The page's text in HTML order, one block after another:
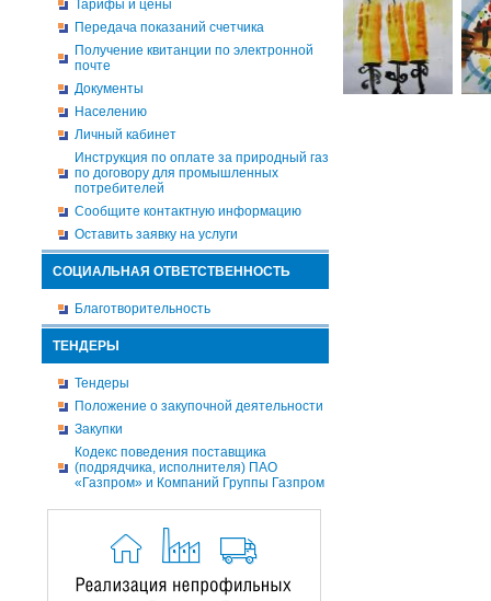
Тарифы и цены
Передача показаний счетчика
Получение квитанции по электронной
почте
Документы
Населению
Личный кабинет
Инструкция по оплате за природный газ
по договору для промышленных
потребителей
Сообщите контактную информацию
Оставить заявку на услуги
СОЦИАЛЬНАЯ ОТВЕТСТВЕННОСТЬ
Благотворительность
ТЕНДЕРЫ
Тендеры
Положение о закупочной деятельности
Закупки
Кодекс поведения поставщика
(подрядчика, исполнителя) ПАО
«Газпром» и Компаний Группы Газпром